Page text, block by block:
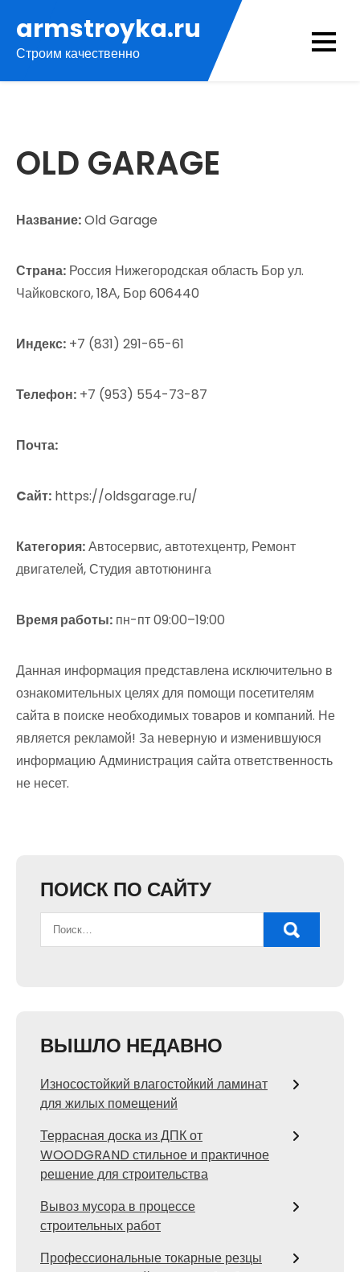
содержимому
armstroyka.ru
Строим качественно
OLD GARAGE
Название:Old Garage
Страна: Россия Нижегородская область Бор ул.
Чайковского, 18А, Бор 606440
Индекс: +7 (831) 291-65-61
Телефон: +7 (953) 554-73-87
Почта:
Cайт: https://oldsgarage.ru/
Категория:Автосервис, автотехцентр, Ремонт
двигателей, Студия автотюнинга
Время работы: пн-пт 09:00–19:00
Данная информация представлена исключительно в
ознакомительных целях для помощи посетителям
сайта в поиске необходимых товаров и компаний. Не
является рекламой! За неверную и изменившуюся
информацию Администрация сайта ответственность
не несет.
ПОИСК ПО САЙТУ
ВЫШЛО НЕДАВНО
Износостойкий влагостойкий ламинат
для жилых помещений
Террасная доска из ДПК от
WOODGRAND стильное и практичное
решение для строительства
Вывоз мусора в процессе
строительных работ
Профессиональные токарные резцы